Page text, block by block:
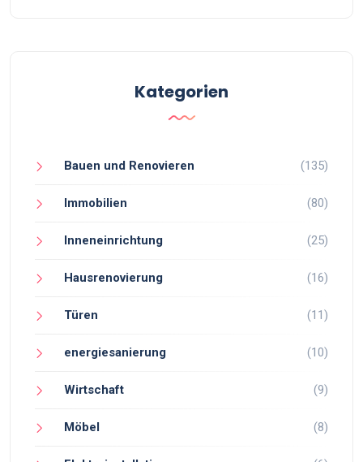
Kategorien
Bauen und Renovieren (135)
Immobilien (80)
Inneneinrichtung (25)
Hausrenovierung (16)
Türen (11)
energiesanierung (10)
Wirtschaft (9)
Möbel (8)